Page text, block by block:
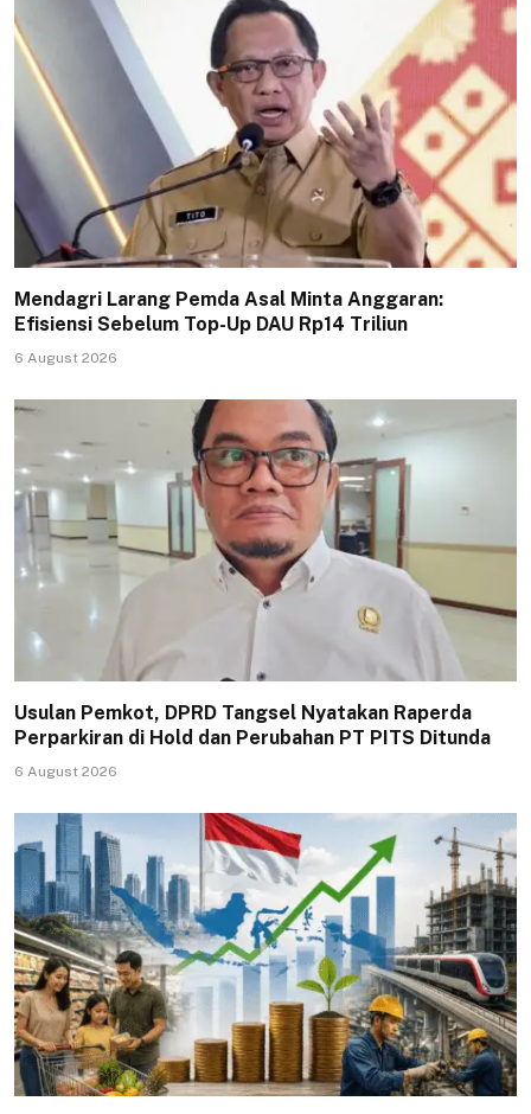
Mendagri Larang Pemda Asal Minta Anggaran:
Efisiensi Sebelum Top-Up DAU Rp14 Triliun
6 August 2026
Usulan Pemkot, DPRD Tangsel Nyatakan Raperda
Perparkiran di Hold dan Perubahan PT PITS Ditunda
6 August 2026